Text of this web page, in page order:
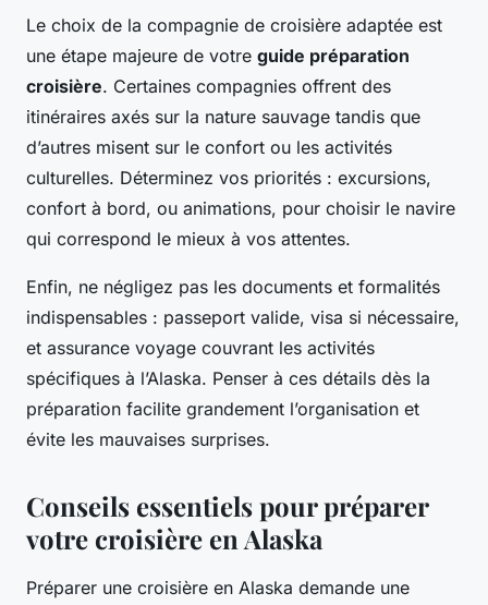
Le choix de la compagnie de croisière adaptée est
une étape majeure de votre guide préparation
croisière. Certaines compagnies offrent des
itinéraires axés sur la nature sauvage tandis que
d’autres misent sur le confort ou les activités
culturelles. Déterminez vos priorités : excursions,
confort à bord, ou animations, pour choisir le navire
qui correspond le mieux à vos attentes.
Enfin, ne négligez pas les documents et formalités
indispensables : passeport valide, visa si nécessaire,
et assurance voyage couvrant les activités
spécifiques à l’Alaska. Penser à ces détails dès la
préparation facilite grandement l’organisation et
évite les mauvaises surprises.
Conseils essentiels pour préparer
votre croisière en Alaska
Préparer une croisière en Alaska demande une